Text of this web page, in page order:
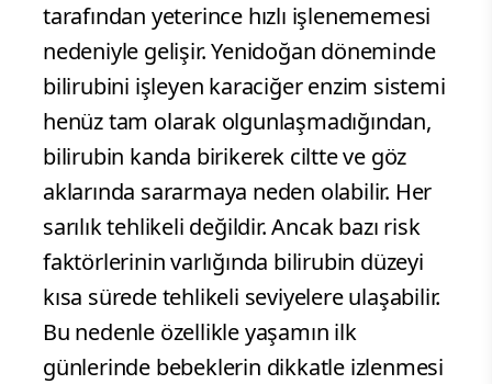
tarafından yeterince hızlı işlenememesi
nedeniyle gelişir. Yenidoğan döneminde
bilirubini işleyen karaciğer enzim sistemi
henüz tam olarak olgunlaşmadığından,
bilirubin kanda birikerek ciltte ve göz
aklarında sararmaya neden olabilir. Her
sarılık tehlikeli değildir. Ancak bazı risk
faktörlerinin varlığında bilirubin düzeyi
kısa sürede tehlikeli seviyelere ulaşabilir.
Bu nedenle özellikle yaşamın ilk
günlerinde bebeklerin dikkatle izlenmesi